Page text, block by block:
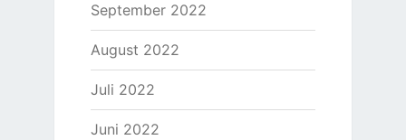
September 2022
August 2022
Juli 2022
Juni 2022